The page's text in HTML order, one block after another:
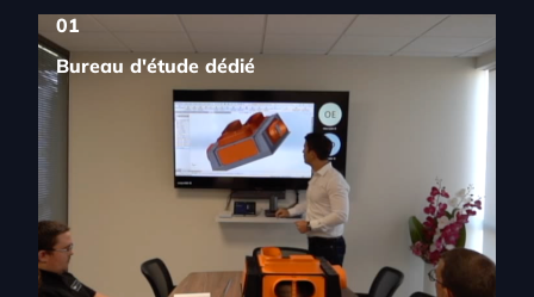
01
Bureau d'étude dédié